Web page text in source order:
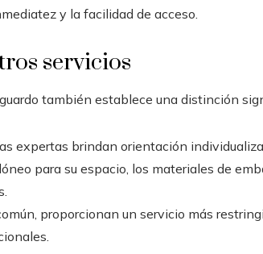
y la facilidad de acceso.
servicios
también establece una distinción
expertas brindan orientación
para su espacio, los materiales de
proporcionan un servicio más